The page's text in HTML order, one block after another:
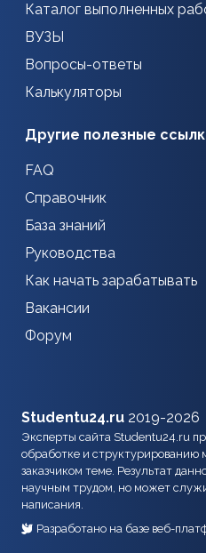
Каталог выполненных
ВУЗЫ
Вопросы-ответы
Калькуляторы
Другие полезные
FAQ
Справочник
База знаний
Руководства
Как начать зарабатывать
Вакансии
Форум
Studentu24.ru 2019-2026
Эксперты сайта Studentu24.ru
обработке и структурированию
заказчиком теме. Результат
научным трудом, но может
написания.
Разработано на базе веб-